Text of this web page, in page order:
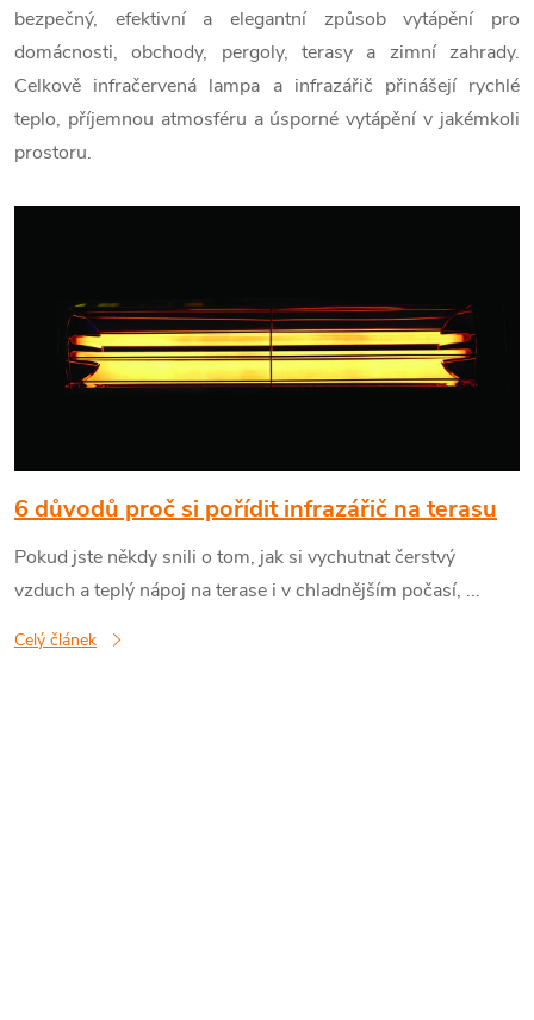
bezpečný, efektivní a elegantní způsob vytápění pro
domácnosti, obchody, pergoly, terasy a zimní zahrady.
Celkově infračervená lampa a infrazářič přinášejí rychlé
teplo, příjemnou atmosféru a úsporné vytápění v jakémkoli
prostoru.
V
s
č
l
á
6 důvodů proč si pořídit infrazářič na terasu
Pokud jste někdy snili o tom, jak si vychutnat čerstvý
vzduch a teplý nápoj na terase i v chladnějším počasí, ...
Celý článek